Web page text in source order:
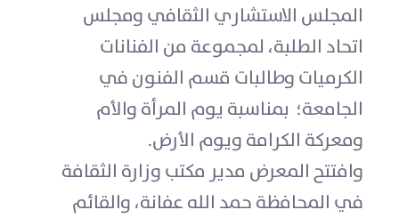
المجلس الاستشاري الثقافي ومجلس
اتحاد الطلبة، لمجموعة من الفنانات
الكرميات وطالبات قسم الفنون في
الجامعة؛ بمناسبة يوم المرأة والأم
ومعركة الكرامة ويوم الأرض.
وافتتح المعرض مدير مكتب وزارة الثقافة
في المحافظة حمد الله عفانة، والقائم